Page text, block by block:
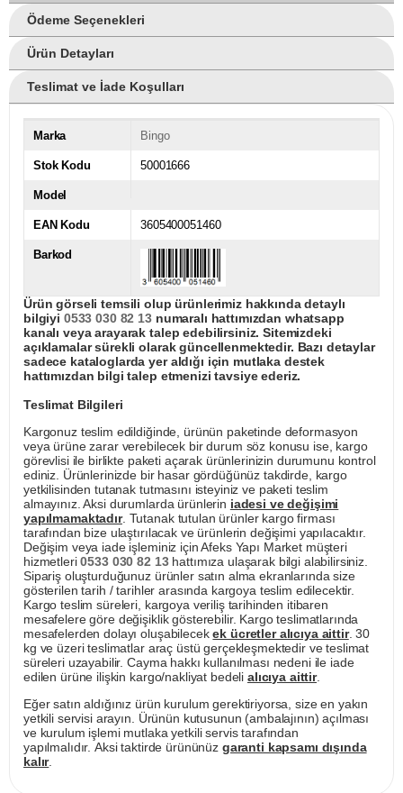
Ödeme Seçenekleri
Ürün Detayları
Teslimat ve İade Koşulları
Marka Bingo
Stok Kodu 50001666
Model
EAN Kodu 3605400051460
Barkod
Ürün görseli temsili olup ürünlerimiz hakkında detaylı
bilgiyi 0533 030 82 13numaralı hattımızdan whatsapp
kanalı veya arayarak talep edebilirsiniz. Sitemizdeki
açıklamalar sürekli olarak güncellenmektedir. Bazı detaylar
sadece kataloglarda yer aldığı için mutlaka destek
hattımızdan bilgi talep etmenizi tavsiye ederiz.
Teslimat Bilgileri
Kargonuz teslim edildiğinde, ürünün paketinde deformasyon
veya ürüne zarar verebilecek bir durum söz konusu ise, kargo
görevlisi ile birlikte paketi açarak ürünlerinizin durumunu kontrol
ediniz. Ürünlerinizde bir hasar gördüğünüz takdirde, kargo
yetkilisinden tutanak tutmasını isteyiniz ve paketi teslim
almayınız. Aksi durumlarda ürünlerin iadesi ve değişimi
yapılmamaktadır. Tutanak tutulan ürünler kargo firması
tarafından bize ulaştırılacak ve ürünlerin değişimi yapılacaktır.
Değişim veya iade işleminiz için Afeks Yapı Market müşteri
hizmetleri0533 030 82 13hattımıza ulaşarak bilgi alabilirsiniz.
Sipariş oluşturduğunuz ürünler satın alma ekranlarında size
gösterilen tarih / tarihler arasında kargoya teslim edilecektir.
Kargo teslim süreleri, kargoya veriliş tarihinden itibaren
mesafelere göre değişiklik gösterebilir. Kargo teslimatlarında
mesafelerden dolayı oluşabilecekek ücretler alıcıya aittir. 30
kg ve üzeri teslimatlar araç üstü gerçekleşmektedir ve teslimat
süreleri uzayabilir. Cayma hakkı kullanılması nedeni ile iade
edilen ürüne ilişkin kargo/nakliyat bedeli alıcıya aittir.
Eğer satın aldığınız ürün kurulum gerektiriyorsa, size en yakın
yetkili servisi arayın. Ürünün kutusunun (ambalajının) açılması
ve kurulum işlemi mutlaka yetkili servis tarafından
yapılmalıdır. Aksi taktirde ürününüz garanti kapsamı dışında
kalır.